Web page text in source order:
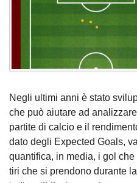
Negli ultimi anni è stato
che può aiutare ad
partite di calcio e il
dato degli Expected Goals,
quantifica, in media, i gol
tiri che si prendono durante